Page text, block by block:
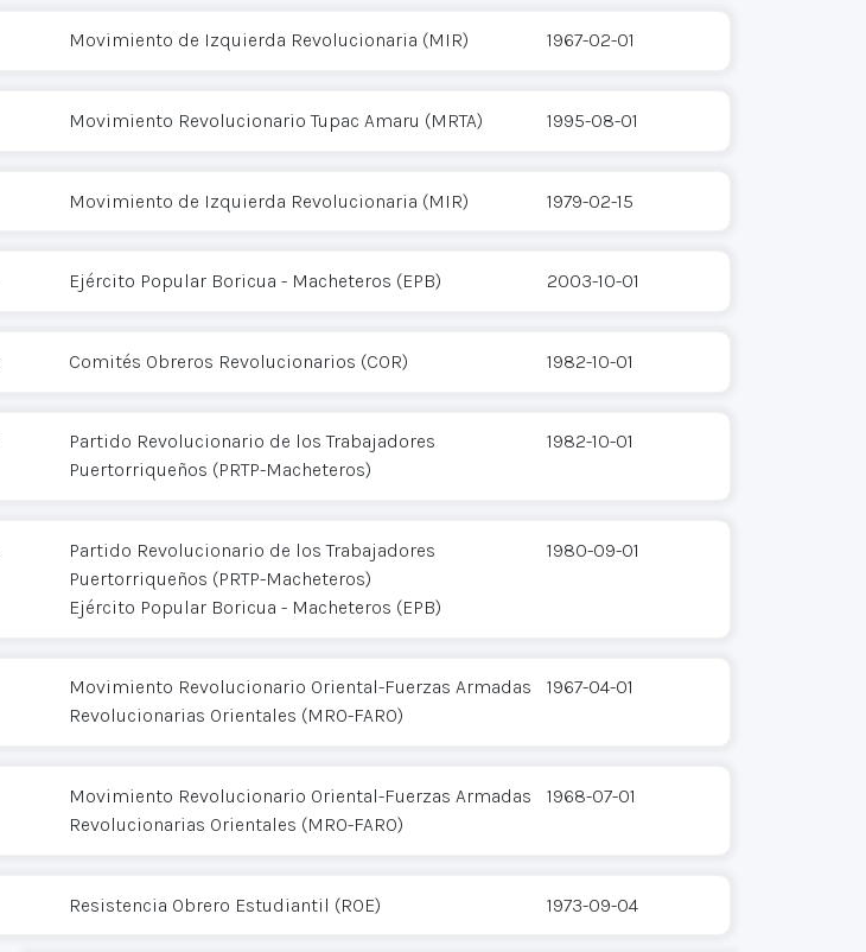
Movimiento de Izquierda Revolucionaria (MIR) 1967-02-01
Movimiento Revolucionario Tupac Amaru (MRTA) 1995-08-01
Movimiento de Izquierda Revolucionaria (MIR) 1979-02-15
Ejército Popular Boricua - Macheteros (EPB) 2003-10-01
Comités Obreros Revolucionarios (COR) 1982-10-01
Partido Revolucionario de los Trabajadores
Puertorriqueños (PRTP-Macheteros)
1982-10-01
Partido Revolucionario de los Trabajadores
Puertorriqueños (PRTP-Macheteros)
Ejército Popular Boricua - Macheteros (EPB)
1980-09-01
Movimiento Revolucionario Oriental-Fuerzas Armadas
Revolucionarias Orientales (MRO-FARO)
1967-04-01
Movimiento Revolucionario Oriental-Fuerzas Armadas
Revolucionarias Orientales (MRO-FARO)
1968-07-01
Resistencia Obrero Estudiantil (ROE) 1973-09-04